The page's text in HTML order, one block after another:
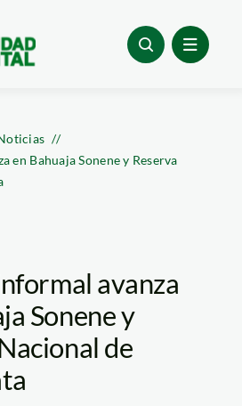
en Bahuaja Sonene y Reserva
avanza
Sonene y
de